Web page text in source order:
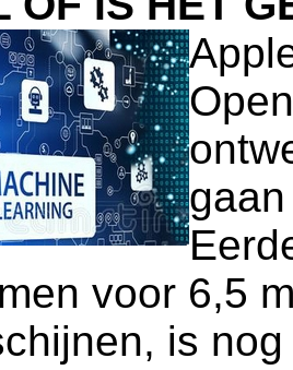
voor 6,5
is